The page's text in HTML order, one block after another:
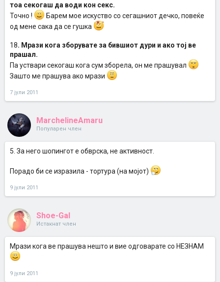
тоа секогаш да води кон секс.
Точно !
Барем мое искуство со сегашниот дечко, повеќе
од мене сака да се гушка
18. Мрази кога зборувате за бившиот дури и ако тој ве
прашал.
Па уствари секогаш кога сум зборела, он ме прашувал
Зашто ме прашува ако мрази
7 јули 2011
MarchelineAmaru
Популарен член
5. За него шопингот е обврска, не активност.
Порадо би се изразила - тортура (на мојот)
9 јули 2011
Shoe-Gal
Истакнат член
Мрази кога ве прашува нешто и вие одговарате со НЕЗНАМ
9 јули 2011